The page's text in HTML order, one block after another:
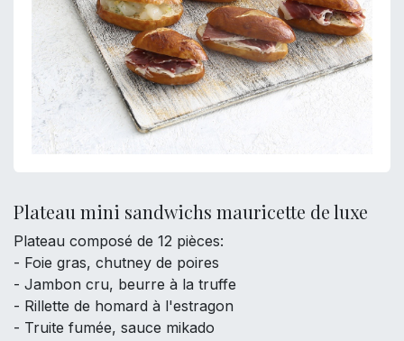
Plateau mini sandwichs mauricette de luxe
Plateau composé de 12 pièces:
- Foie gras, chutney de poires
- Jambon cru, beurre à la truffe
- Rillette de homard à l'estragon
- Truite fumée, sauce mikado